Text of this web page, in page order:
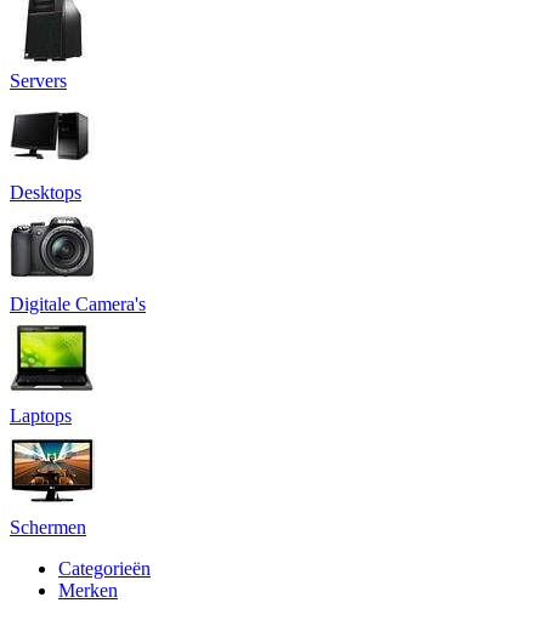
Servers
Desktops
Digitale Camera's
Laptops
Schermen
Categorieën
Merken